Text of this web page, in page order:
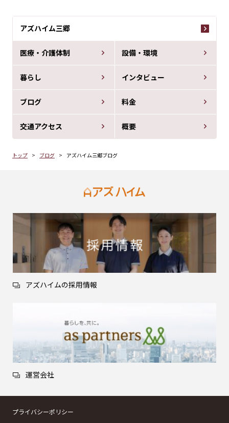
アズハイム三郷
医療・介護体制 設備・環境
暮らし インタビュー
ブログ 料金
交通アクセス 概要
トップ ブログ アズハイム三郷ブログ
アズハイムの採用情報
運営会社
プライバシーポリシー